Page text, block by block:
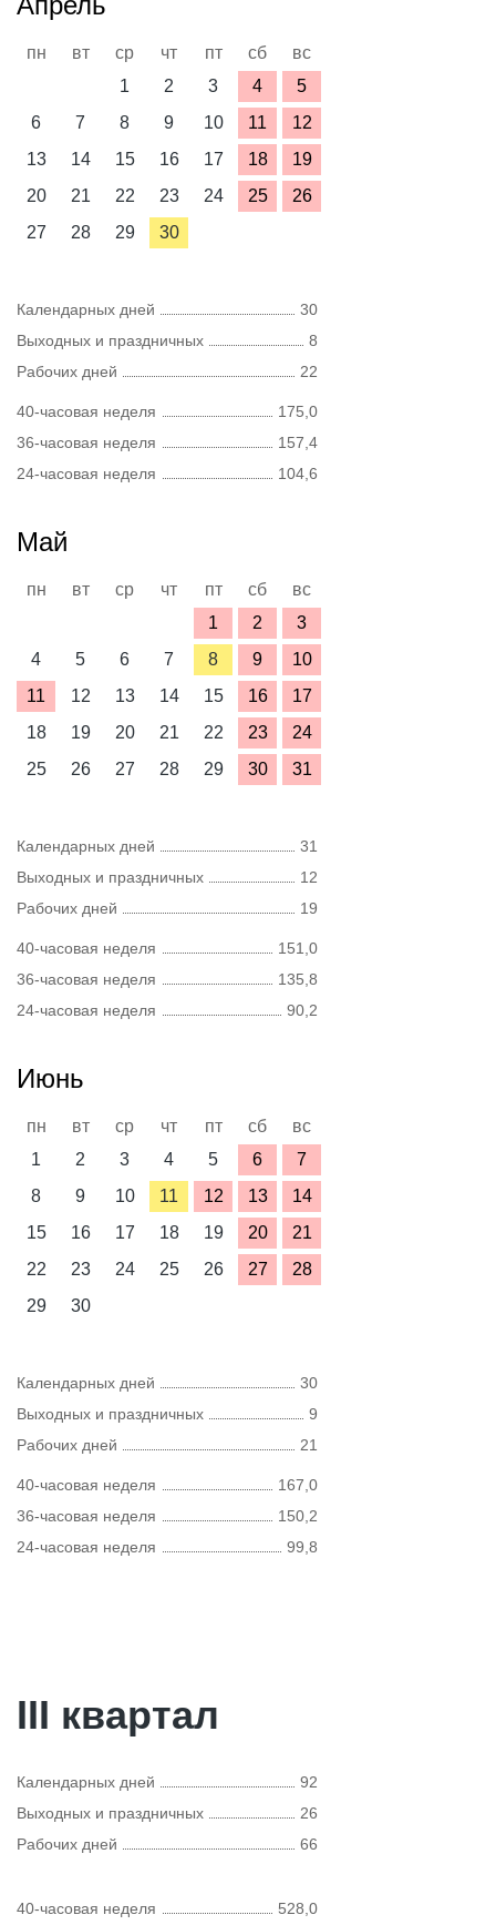
пн вт ср чт пт сб
вс
1
2 3 4
5
6
7 8 9 10 11
12
13
14 15 16 17 18
19
20
21 22 23 24 25
26
27
28 29 30
Календарных дней
30
Выходных и праздничных
8
Рабочих дней
22
40-часовая неделя
175,0
36-часовая неделя
157,4
24-часовая неделя
104,6
Май
пн вт ср чт пт сб
вс
1
2
3
4
5 6 7 8 9
10
11
12 13 14 15 16
17
18
19 20 21 22 23
24
25
26 27 28 29 30 31
Календарных дней
31
Выходных и праздничных
12
Рабочих дней
19
40-часовая неделя
151,0
36-часовая неделя
135,8
24-часовая неделя
90,2
Июнь
пн вт ср чт пт сб
вс
1
2 3 4 5 6
7
8
9 10 11 12 13
14
15
16 17 18 19 20
21
22
23 24 25 26 27
28
29
30
Календарных дней
30
Выходных и праздничных
9
Рабочих дней
21
40-часовая неделя
167,0
36-часовая неделя
150,2
24-часовая неделя
99,8
III квартал
Календарных дней
92
Выходных и праздничных
26
Рабочих дней
66
40-часовая неделя 528,0